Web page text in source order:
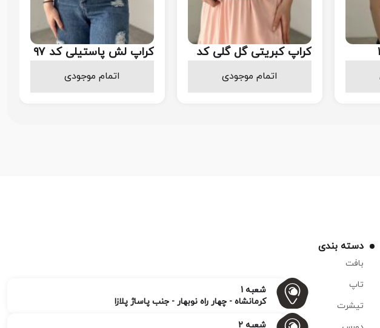
کراپ کبریتی گل گلی کد
458.000
اتمام موجودی
کراپ لش پاستیلی کد ۹۷
468.000
اتمام موجودی
دسته بندی
بافت
تاپ
تیشرت
شعبه 1
کرمانشاه - چهار راه نوبهار - جنب پاساژ پلازا
شعبه 2